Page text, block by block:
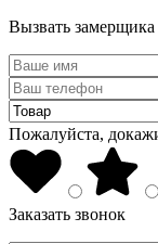
Вызвать замерщика
Пожалуйста,
Заказать звонок